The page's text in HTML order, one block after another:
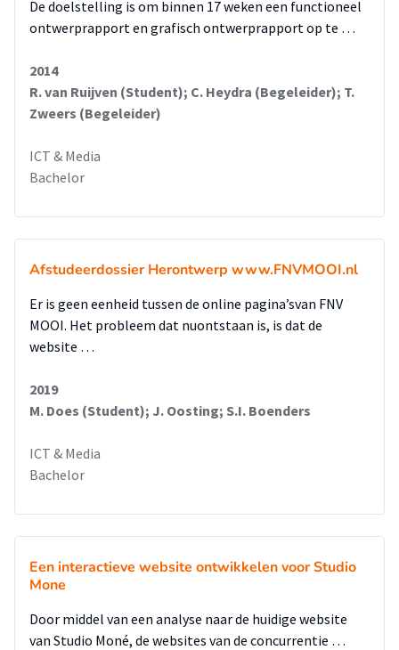
De doelstelling is om binnen 17 weken een functioneel
ontwerprapport en grafisch ontwerprapport op te …
2014
R. van Ruijven (Student); C. Heydra (Begeleider); T.
Zweers (Begeleider)
ICT & Media
Bachelor
Afstudeerdossier Herontwerp www.FNVMOOI.nl
Er is geen eenheid tussen de online pagina’svan FNV
MOOI. Het probleem dat nuontstaan is, is dat de
website …
2019
M. Does (Student); J. Oosting; S.I. Boenders
ICT & Media
Bachelor
Een interactieve website ontwikkelen voor Studio
Mone
Door middel van een analyse naar de huidige website
van Studio Moné, de websites van de concurrentie …